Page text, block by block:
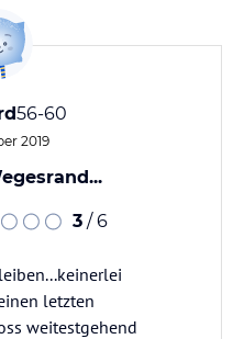
56-60
2019
3 / 6
letzten
weitestgehend